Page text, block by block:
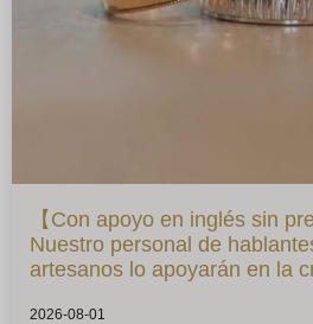
【Con apoyo en inglés sin
Nuestro personal de
artesanos lo apoyarán en la
2026-08-01